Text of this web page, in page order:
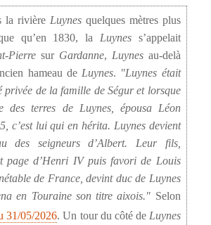
la rivière Luynesquelques mètres plus
qu’en 1830, la Luyness’appelait
Pierre sur Gardanne, Luynesau-delà
hameau deLuynes.
Luynes était
privée de la famille de Ségur et lorsque
des terres de Luynes, épousa Léon
c’est lui qui en hérita. Luynes devient
des seigneurs d’Albert. Leur fils,
page d’Henri IV puis favori de Louis
de France, devint duc de Luynes
en Touraine son titre aixois.
Selon
31/05/2026. Un tour du côté de Luynes